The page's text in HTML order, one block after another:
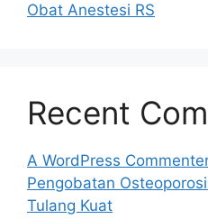
Obat Anestesi RS
Recent
A WordPress
Pengobatan
Tulang Kuat